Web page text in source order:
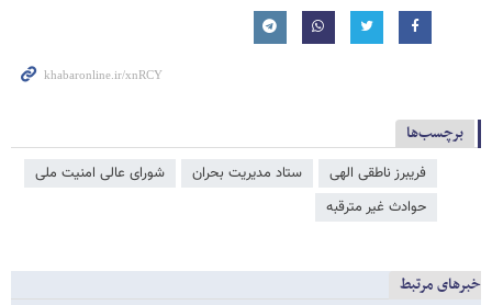
برچسب‌ها
فریبرز ناطقی الهی ستاد مدیریت بحران
شورای عالی امنیت ملی
حوادث غیر مترقبه
خبرهای مرتبط